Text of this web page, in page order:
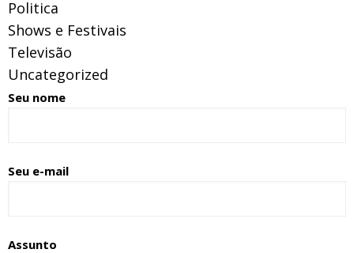
Politica
Shows e Festivais
Televisão
Uncategorized
Seu nome
Seu e-mail
Assunto